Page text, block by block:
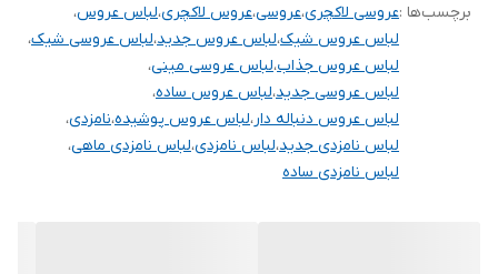
دوستان عزیز در هنگام انتخاب مدل دقت کنید مشخصات لباس ها زیر
آنها درج شده است چون این سایت امکان مرجوع ندارد و فقط امکان
تعویض سایز دارد.
برچسب‌ها :عروسی لاکچری،عروسی،عروس لاکچری،لباس عروس،
لباس عروس شیک،لباس عروس جدید،لباس عروسی شیک،
لباس عروس جذاب،لباس عروسی مینی،
لباس عروسی جدید،لباس عروس ساده،
لباس عروس دنباله دار،لباس عروس پوشیده،نامزدی،
لباس نامزدی جدید،لباس نامزدی،لباس نامزدی ماهی،
لباس نامزدی ساده